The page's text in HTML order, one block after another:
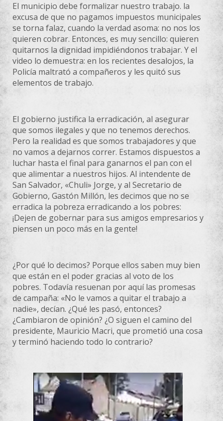
El municipio debe formalizar nuestro trabajo. la
excusa de que no pagamos impuestos municipales
se torna falaz, cuando la verdad asoma: no nos los
quieren cobrar. Entonces, es muy sencillo: quieren
quitarnos la dignidad impidiéndonos trabajar. Y el
video lo demuestra: en los recientes desalojos, la
Policía maltrató a compañeros y les quitó sus
elementos de trabajo.
El gobierno justifica la erradicación, al asegurar
que somos ilegales y que no tenemos derechos.
Pero la realidad es que somos trabajadores y que
no vamos a dejarnos correr. Estamos dispuestos a
luchar hasta el final para ganarnos el pan con el
que alimentar a nuestros hijos. Al intendente de
San Salvador, «Chuli» Jorge, y al Secretario de
Gobierno, Gastón Millón, les decimos que no se
erradica la pobreza erradicando a los pobres:
¡Dejen de gobernar para sus amigos empresarios y
piensen un poco más en la gente!
¿Por qué lo decimos? Porque ellos saben muy bien
que están en el poder gracias al voto de los
pobres. Todavía resuenan por aquí las promesas
de campaña: «No le vamos a quitar el trabajo a
nadie», decían. ¿Qué les pasó, entonces?
¿Cambiaron de opinión? ¿O siguen el camino del
presidente, Mauricio Macri, que prometió una cosa
y terminó haciendo todo lo contrario?